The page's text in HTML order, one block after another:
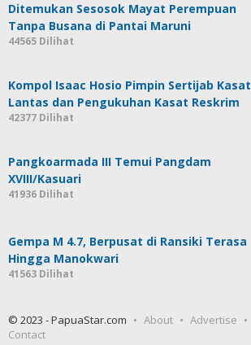
Ditemukan Sesosok Mayat Perempuan
Tanpa Busana di Pantai Maruni
44565 Dilihat
Kompol Isaac Hosio Pimpin Sertijab Kasat
Lantas dan Pengukuhan Kasat Reskrim
42377 Dilihat
Pangkoarmada III Temui Pangdam
XVIII/Kasuari
41936 Dilihat
Gempa M 4.7, Berpusat di Ransiki Terasa
Hingga Manokwari
41563 Dilihat
© 2023 - PapuaStar.com About Advertise
Contact